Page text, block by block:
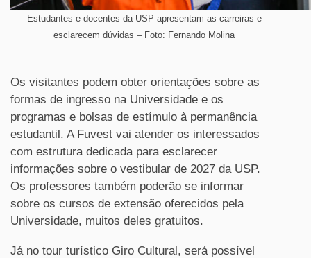
Estudantes e docentes da USP apresentam as carreiras e
esclarecem dúvidas – Foto: Fernando Molina
Os visitantes podem obter orientações sobre as
formas de ingresso na Universidade e os
programas e bolsas de estímulo à permanência
estudantil. A Fuvest vai atender os interessados
com estrutura dedicada para esclarecer
informações sobre o vestibular de 2027 da USP.
Os professores também poderão se informar
sobre os cursos de extensão oferecidos pela
Universidade, muitos deles gratuitos.
Já no tour turístico Giro Cultural, será possível